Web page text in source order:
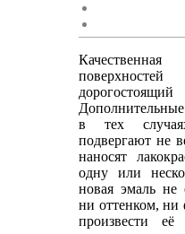
в тех
подвергают не
наносят
одну или
новая эмаль не
ни оттенком, ни
произвести